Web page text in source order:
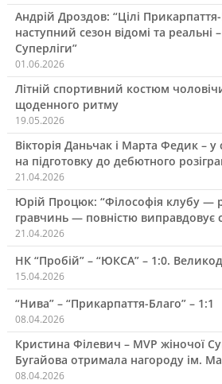
Андрій Дроздов: “Цілі
наступний сезон відомі та реальні
Суперліги”
01.06.2026
Літній спортивний костюм
щоденного ритму
19.05.2026
Вікторія Даньчак і Марта Федик – у
на підготовку до дебютного
21.04.2026
Юрій Процюк: “Філософія клубу —
гравчинь — повністю виправдовує
21.04.2026
НК “Пробій” – “ЮКСА” – 1:0.
15.04.2026
“Нива” – “Прикарпаття-Благо” – 1:1
08.04.2026
Кристина Філевич – MVP жіночої
Бугайова отримала нагороду ім.
08.04.2026